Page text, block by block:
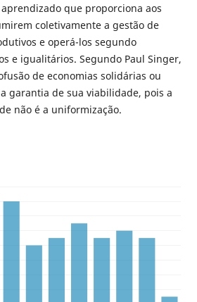
que proporciona aos
coletivamente a gestão de
e operá-los segundo
e igualitários. Segundo Paul Singer,
de economias solidárias ou
garantia de sua viabilidade, pois a
não é a uniformização.